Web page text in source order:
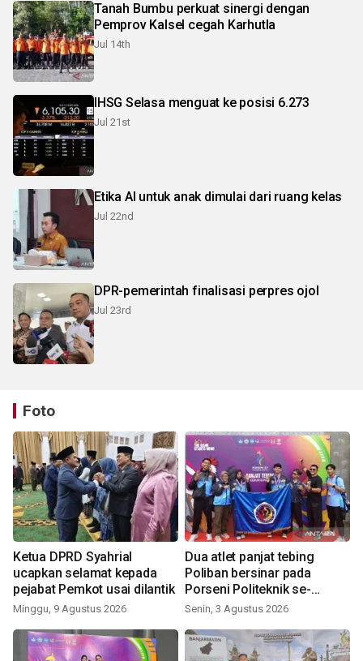
Tanah Bumbu perkuat sinergi dengan
Pemprov Kalsel cegah Karhutla
Jul 14th
IHSG Selasa menguat ke posisi 6.273
Jul 21st
Etika AI untuk anak dimulai dari ruang kelas
Jul 22nd
DPR-pemerintah finalisasi perpres ojol
Jul 23rd
Foto
Ketua DPRD Syahrial
ucapkan selamat kepada
pejabat Pemkot usai dilantik
Minggu, 9 Agustus 2026
Dua atlet panjat tebing
Poliban bersinar pada
Porseni Politeknik se-
Indonesia 2026
Senin, 3 Agustus 2026